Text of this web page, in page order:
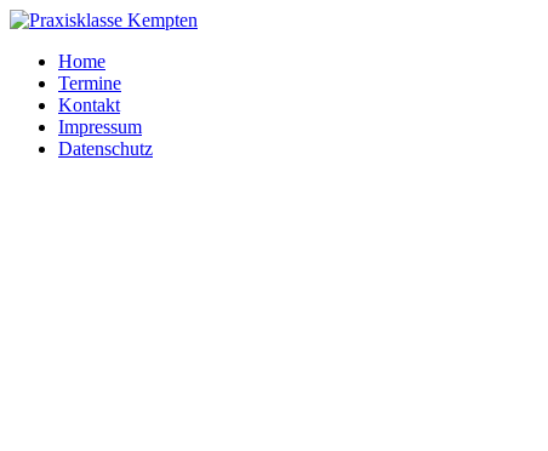
Home
Termine
Kontakt
Impressum
Datenschutz